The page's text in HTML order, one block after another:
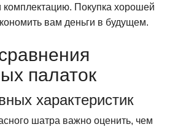
комплектацию. Покупка хорошей
вам деньги в будущем.
палаток
характеристик
шатра важно оценить, чем